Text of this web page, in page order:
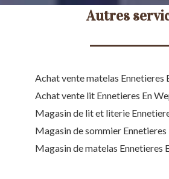
Autres
Achat vente matelas Ennetieres
Achat vente lit Ennetieres En
Magasin de lit et literie
Magasin de sommier Ennetieres
Magasin de matelas Ennetieres